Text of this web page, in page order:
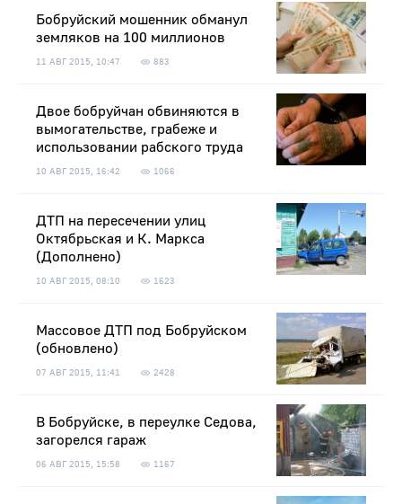
Бобруйский мошенник обманул
земляков на 100 миллионов
11 АВГ 2015, 10:47 883
Двое бобруйчан обвиняются в
вымогательстве, грабеже и
использовании рабского труда
10 АВГ 2015, 16:42 1066
ДТП на пересечении улиц
Октябрьская и К. Маркса
(Дополнено)
10 АВГ 2015, 08:10 1623
Массовое ДТП под Бобруйском
(обновлено)
07 АВГ 2015, 11:41 2428
В Бобруйске, в переулке Седова,
загорелся гараж
06 АВГ 2015, 15:58 1167